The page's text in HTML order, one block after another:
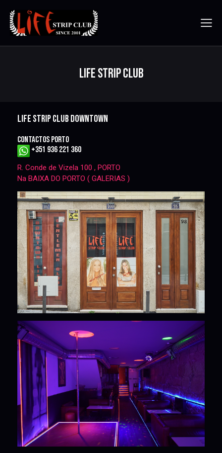
LIFE STRIP CLUB
LIFE STRIPCLUBDOWNTOWN
CONTACTOS PORTO
+351 936 221 360
R. Conde de Vizela 100 , PORTO
Na BAIXA DO PORTO ( GALERIAS )